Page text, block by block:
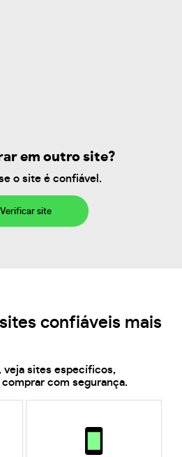
em outro site?
o site é confiável.
Verificar site
confiáveis mais
veja sites específicos,
com segurança.